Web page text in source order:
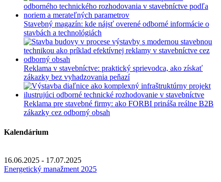
Stavebný magazín: kde nájsť overené odborné informácie o
stavbách a technológiách
Reklama v stavebníctve: praktický sprievodca, ako získať
zákazky bez vyhadzovania peňazí
Reklama pre stavebné firmy: ako FORBI prináša reálne B2B
zákazky cez odborný obsah
Kalendárium
16.06.2025 - 17.07.2025
Energetický manažment 2025